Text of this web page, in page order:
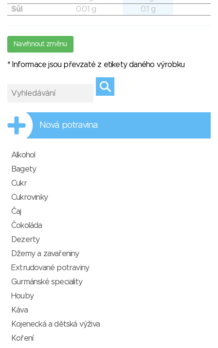
Sůl
0.01 g 0.1 g
Navrhnout změnu
* Informace jsou převzaté z etikety daného výrobku
Nová potravina
Alkohol
Bagety
Cukr
Cukrovinky
Čaj
Čokoláda
Dezerty
Džemy a zavařeniny
Extrudované potraviny
Gurmánské speciality
Houby
Káva
Kojenecká a dětská výživa
Koření